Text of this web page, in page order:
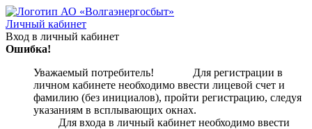
Личный кабинет
Вход в личный кабинет
Ошибка!
Уважаемый потребитель! Для регистрации в
личном кабинете необходимо ввести лицевой счет и
фамилию (без инициалов), пройти регистрацию, следуя
указаниям в всплывающих окнах.
Для входа в личный кабинет необходимо ввести